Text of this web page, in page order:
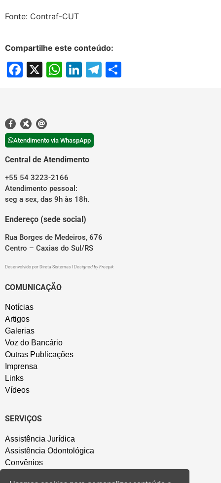
Fonte: Contraf-CUT
Compartilhe este conteúdo:
Facebook
X WhatsApp
LinkedIn
Telegram
Atendimento via WhaspApp
Central de Atendimento
+55 54 3223-2166
Atendimento pessoal:
seg a sex, das 9h às 18h.
Endereço (sede social)
Rua Borges de Medeiros, 676
Centro – Caxias do Sul/RS
Desenvolvido por Direta Sistemas Designed by Freepik
COMUNICAÇÃO
Notícias
Artigos
Galerias
Voz do Bancário
Outras Publicações
Imprensa
Links
Vídeos
SERVIÇOS
Assistência Jurídica
Assistência Odontológica
Convênios